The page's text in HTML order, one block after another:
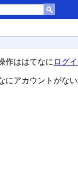
作ははてなに ログ
にアカウントがない